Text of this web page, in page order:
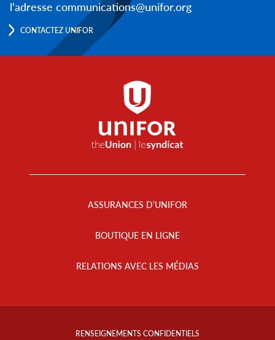
l’adresse communications@unifor.org
CONTACTEZ UNIFOR
ASSURANCES D’UNIFOR
BOUTIQUE EN LIGNE
RELATIONS AVEC LES MÉDIAS
Footer
RENSEIGNEMENTS CONFIDENTIELS